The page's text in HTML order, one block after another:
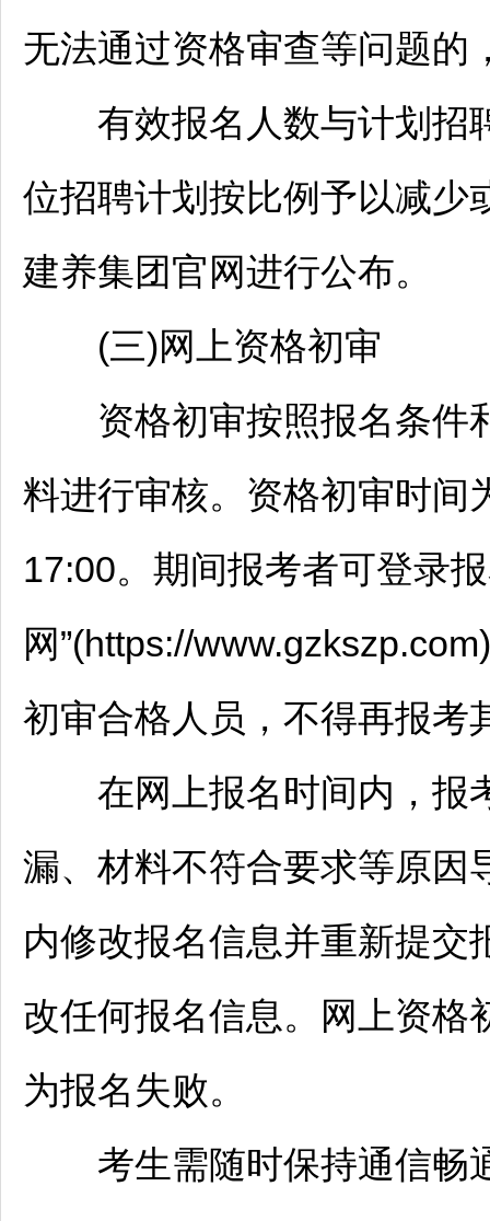
无法通过资格审查等问题的
有效报名人数与计划 招
位招聘计划按比例予以减少
建养集团官网进行公布。
(三)网上资格初审
资格初审按照报名条件
料进行审核。资格初审时间
17:00。期间报考者可登录
网”(https://
初审合格人员，不得再报考
在网上报名时间内，报
漏、材料不符合要求等原因
内修改报名信息并重新提交
改任何报名信息。网上资格
为报名失败。
考生需随时保持通信畅